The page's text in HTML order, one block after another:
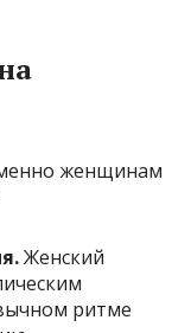
женщинам
Женский
ритме